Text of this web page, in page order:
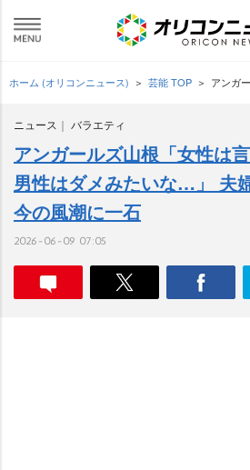
ホーム (オリコンニュース) 芸能 TOP アンガ
ニュース バラエティ
アンガールズ山根「女性は言
男性はダメみたいな…」 夫
今の風潮に一石
2026-06-09 07:05